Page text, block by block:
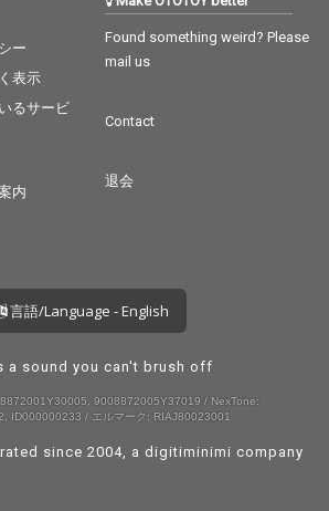
ー
表示
るサービ
内
Found something weird? Please
mail us
Contact
退会
言語/Language - English
a sound you can't brush off
9008872005Y37019 / NexTone:
ID000000233 / エルマーク: RIAJ80023001
since 2004, a digitiminimi company